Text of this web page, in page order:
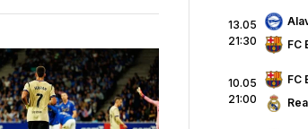
13.05
21:30
FC
10.05
21:00
FC